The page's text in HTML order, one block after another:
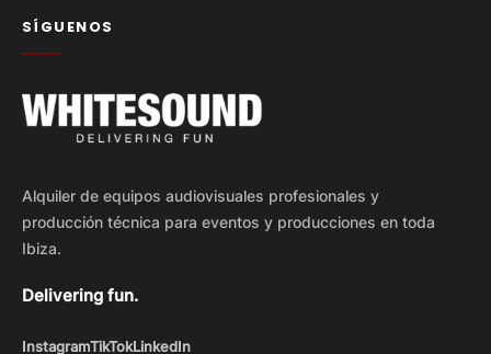
SÍGUENOS
Alquiler de equipos audiovisuales profesionales y
producción técnica para eventos y producciones en toda
Ibiza.
Delivering fun.
InstagramTikTokLinkedIn